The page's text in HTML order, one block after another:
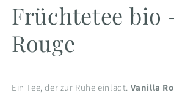
Früchtetee bio
Rouge
Ein Tee, der zur Ruhe einlädt. Vanilla